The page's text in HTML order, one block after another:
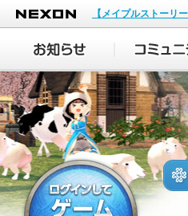
NEXON
【メイプルストーリ